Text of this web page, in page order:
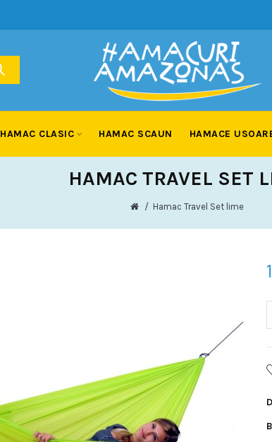
HAMAC CLASIC HAMAC SCAUN HAMACE
HAMAC TRAVEL SET
Hamac Travel Set lime